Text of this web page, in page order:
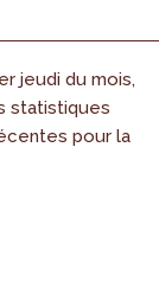
jeudi du mois,
statistiques
pour la